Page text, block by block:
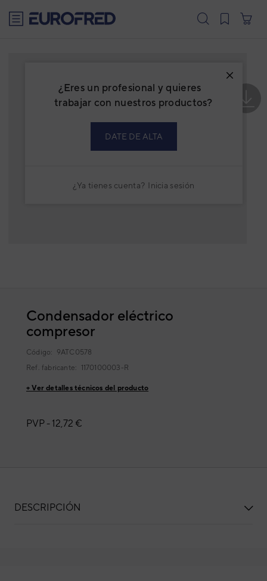
¿Eres un profesional y quieres
trabajar con nuestros productos?
DATE DE ALTA
¿Ya tienes cuenta? Inicia sesión
Condensador eléctrico
compresor
Código: 9ATC0578
Ref. fabricante: 1170100003-R
+ Ver detalles técnicos del producto
PVP - 12,72 €
DESCRIPCIÓN